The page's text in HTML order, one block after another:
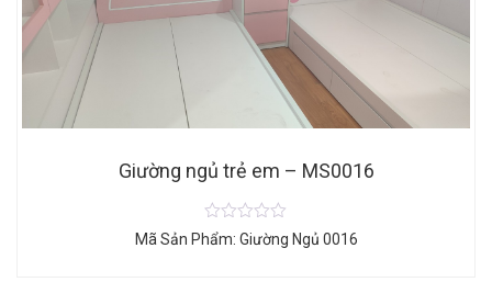
Giường ngủ trẻ em – MS0016
Mã Sản Phẩm: Giường Ngủ 0016